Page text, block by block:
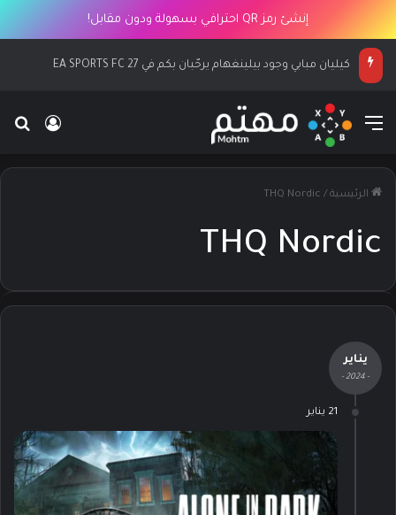
إنشئ رمز QR احترافي بسهولة ودون مقابل!
كيليان مبابي وجود بيلينغهام يرحّبان بكم في EA SPORTS FC 27
القائمة
الرئيسية /
THQ Nordic
THQ Nordic
يناير
- 2024 -
21 يناير